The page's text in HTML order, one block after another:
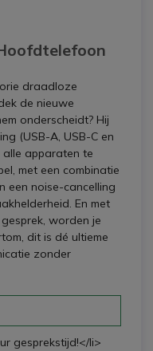
draadloze
de nieuwe
onderscheidt? Hij
(USB-A, USB-C en
apparaten te
met een combinatie
een noise-cancelling
En met
worden je
dit is dé ultieme
zonder
gesprekstijd!</li>